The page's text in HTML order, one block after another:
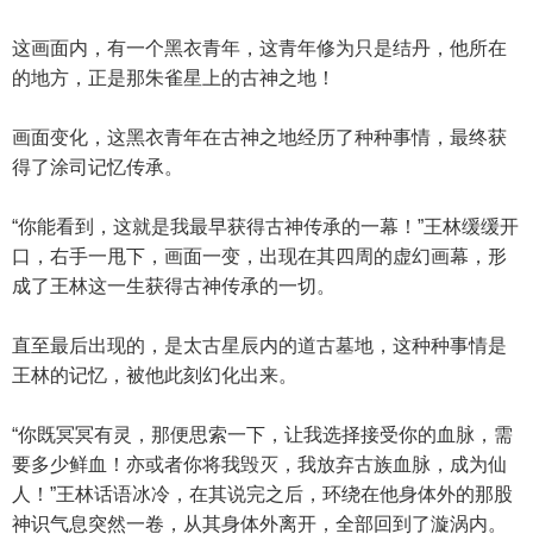
这画面内，有一个黑衣青年，这青年修为只是结丹，他所在
的地方，正是那朱雀星上的古神之地！
画面变化，这黑衣青年在古神之地经历了种种事情，最终获
得了涂司记忆传承。
“你能看到，这就是我最早获得古神传承的一幕！”王林缓缓开
口，右手一甩下，画面一变，出现在其四周的虚幻画幕，形
成了王林这一生获得古神传承的一切。
直至最后出现的，是太古星辰内的道古墓地，这种种事情是
王林的记忆，被他此刻幻化出来。
“你既冥冥有灵，那便思索一下，让我选择接受你的血脉，需
要多少鲜血！亦或者你将我毁灭，我放弃古族血脉，成为仙
人！”王林话语冰冷，在其说完之后，环绕在他身体外的那股
神识气息突然一卷，从其身体外离开，全部回到了漩涡内。